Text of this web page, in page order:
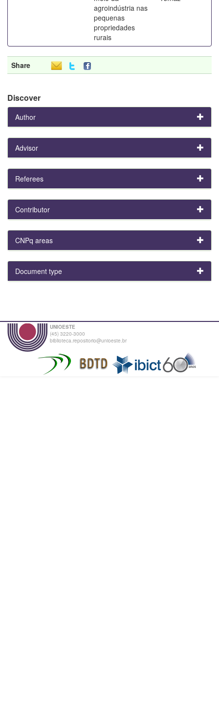
agroindústria nas
pequenas
propriedades
rurais
Share
Discover
Author
Advisor
Referees
Contributor
CNPq areas
Document type
UNIOESTE
(45) 3220-3000
biblioteca.repositorio@unioeste.br